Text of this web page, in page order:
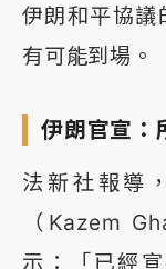
伊朗和平協議
有可能到場。
伊朗官宣：
法新社報導
（Kazem
示：「已經